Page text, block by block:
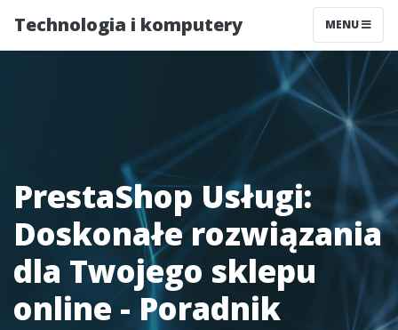
Technologia i komputery MENU
PrestaShop Usługi:
Doskonałe rozwiązania
dla Twojego sklepu
online - Poradnik